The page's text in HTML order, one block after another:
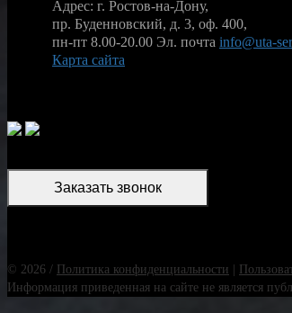
Адрес: г. Ростов-на-Дону,
пр. Буденновский, д. 3, оф. 400,
пн-пт 8.00-20.00 Эл. почта info@uta-
Карта сайта
Заказать звонок
© 2026 / Политика конфиденциальности
Информация приведенная на сайте не является